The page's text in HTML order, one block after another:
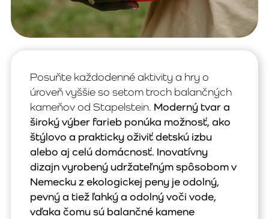
Posuňte každodenné aktivity a hry o
úroveň vyššie so setom troch balančných
kameňov od Stapelstein. Moderný tvar a
široký výber farieb ponúka možnosť, ako
štýlovo a prakticky oživiť detskú izbu
alebo aj celú domácnosť. Inovatívny
dizajn vyrobený udržateľným spôsobom v
Nemecku z ekologickej peny je odolný,
pevný a tiež ľahký a odolný voči vode,
vďaka čomu sú balančné kamene